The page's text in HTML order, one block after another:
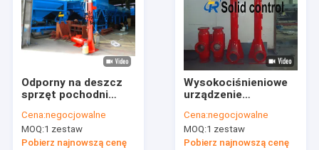
Odporny na deszcz
sprzęt pochodni
separatorów gazu
płynnego
Cena:negocjowalne
MOQ:1 zestaw
Pobierz najnowszą cenę
Wysokociśnieniowe
urządzenie
nierdzewnej 304 AC /
DC do wiercenia ropy
naftowej LPG
Cena:negocjowalne
MOQ:1 zestaw
Pobierz najnowszą cenę